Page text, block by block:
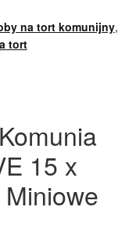
na tort komunijny,
tort
15 x